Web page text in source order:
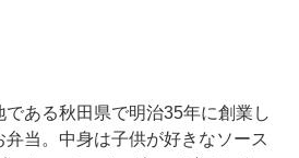
ある秋田県で明治35年に創業し
当。中身は子供が好きなソース